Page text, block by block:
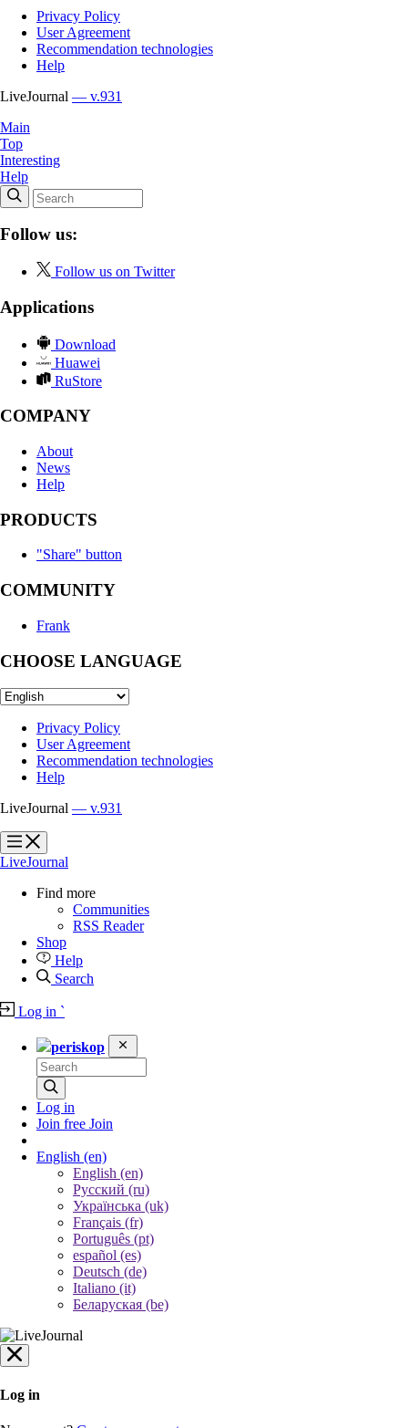
Privacy Policy
User Agreement
Recommendation technologies
Help
LiveJournal — v.931
Main
Top
Interesting
Help
Follow us:
Follow us on Twitter
Applications
Download
Huawei
RuStore
COMPANY
About
News
Help
PRODUCTS
"Share" button
COMMUNITY
Frank
CHOOSE LANGUAGE
Privacy Policy
User Agreement
Recommendation technologies
Help
LiveJournal — v.931
?
?
LiveJournal
Find more
Communities
RSS Reader
Shop
Help
Search
Log in `
periskop
Log in
Join free Join
English (en)
English (en)
Русский (ru)
Українська (uk)
Français (fr)
Português (pt)
español (es)
Deutsch (de)
Italiano (it)
Беларуская (be)
Log in